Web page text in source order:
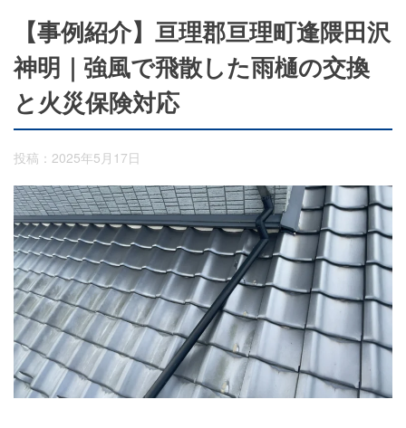
【事例紹介】亘理郡亘理町逢隈田沢
神明｜強風で飛散した雨樋の交換
と火災保険対応
投稿：2025年5月17日